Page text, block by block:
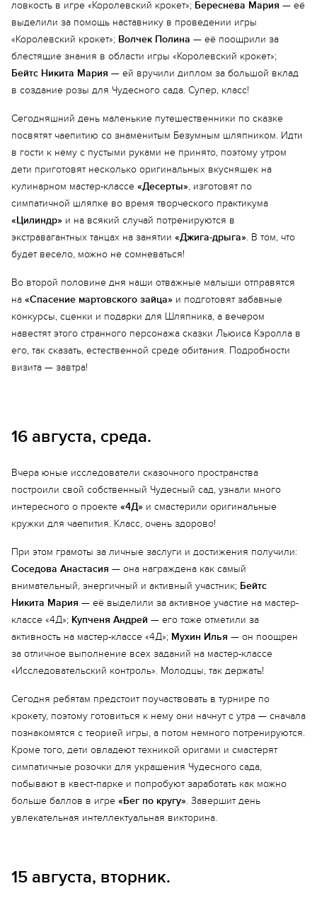
Еще 1 фото
ловкость в игре «Королевский крокет»; Береснева Мария — её
выделили за помощь наставнику в проведении игры
«Королевский крокет»; Волчек Полина — её поощрили за
блестящие знания в области игры «Королевский крокет»;
Бейтс Никита Мария — ей вручили диплом за большой вклад
в создание розы для Чудесного сада. Супер, класс!
Сегодняшний день маленькие путешественники по сказке
посвятят чаепитию со знаменитым Безумным шляпником. Идти
в гости к нему с пустыми руками не принято, поэтому утром
дети приготовят несколько оригинальных вкусняшек на
кулинарном мастер-классе «Десерты», изготовят по
симпатичной шляпке во время творческого практикума
«Цилиндр» и на всякий случай потренируются в
экстравагантных танцах на занятии «Джига-дрыга». В том, что
будет весело, можно не сомневаться!
Во второй половине дня наши отважные малыши отправятся
на «Спасение мартовского зайца» и подготовят забавные
конкурсы, сценки и подарки для Шляпника, а вечером
навестят этого странного персонажа сказки Льюиса Кэролла в
его, так сказать, естественной среде обитания. Подробности
визита — завтра!
16 августа, среда.
Вчера юные исследователи сказочного пространства
построили свой собственный Чудесный сад, узнали много
интересного о проекте «4Д» и смастерили оригинальные
кружки для чаепития. Класс, очень здорово!
При этом грамоты за личные заслуги и достижения получили:
Соседова Анастасия — она награждена как самый
внимательный, энергичный и активный участник; Бейтс
Никита Мария — её выделили за активное участие на мастер-
классе «4Д»; Купченя Андрей — его тоже отметили за
активность на мастер-классе «4Д»; Мухин Илья — он поощрен
за отличное выполнение всех заданий на мастер-классе
«Исследовательский контроль». Молодцы, так держать!
Сегодня ребятам предстоит поучаствовать в турнире по
крокету, поэтому готовиться к нему они начнут с утра — сначала
познакомятся с теорией игры, а потом немного потренируются.
Кроме того, дети овладеют техникой оригами и смастерят
симпатичные розочки для украшения Чудесного сада,
побывают в квест-парке и попробуют заработать как можно
больше баллов в игре «Бег по кругу». Завершит день
увлекательная интеллектуальная викторина.
15 августа, вторник.